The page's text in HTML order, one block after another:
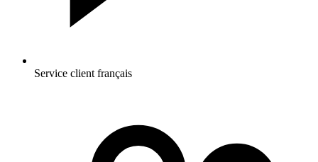
Service client français